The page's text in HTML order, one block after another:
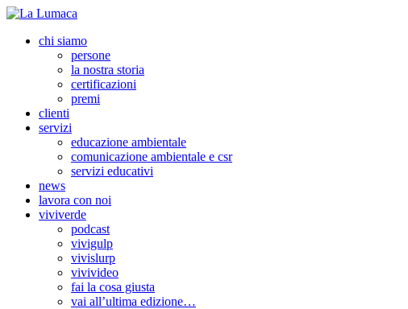
chi siamo
persone
la nostra storia
certificazioni
premi
clienti
servizi
educazione ambientale
comunicazione ambientale e csr
servizi educativi
news
lavora con noi
viviverde
podcast
vivigulp
vivislurp
vivivideo
fai la cosa giusta
vai all’ultima edizione…